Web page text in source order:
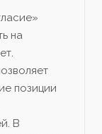
на
позиции
В